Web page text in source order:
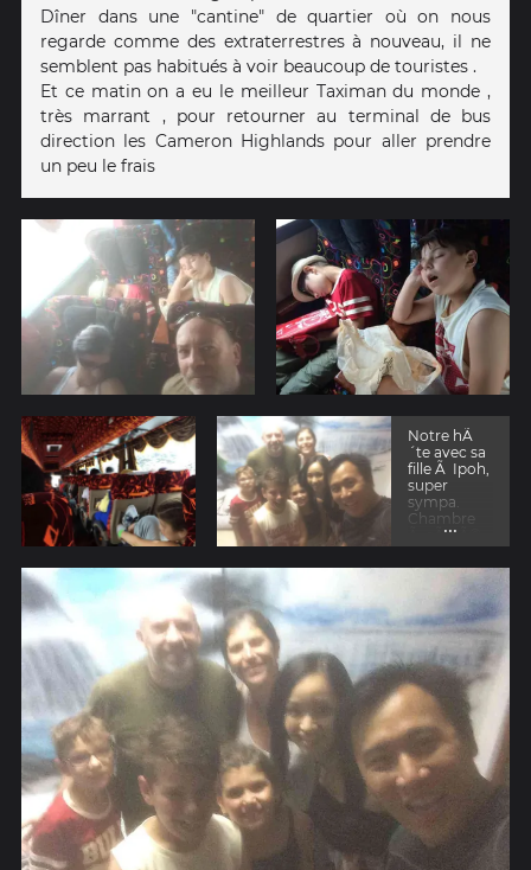
Dîner dans une "cantine" de quartier où on nous
regarde comme des extraterrestres à nouveau, il ne
semblent pas habitués à voir beaucoup de touristes .
Et ce matin on a eu le meilleur Taximan du monde ,
très marrant , pour retourner au terminal de bus
direction les Cameron Highlands pour aller prendre
un peu le frais
Notre hÃ
´te avec sa
fille Ã Ipoh,
super
sympa.
Chambre
Ã cÃ´tÃ©
de sa
boutique
trophÃ©es
sportifs et
tee shirts
personnalis
Ã©s
...